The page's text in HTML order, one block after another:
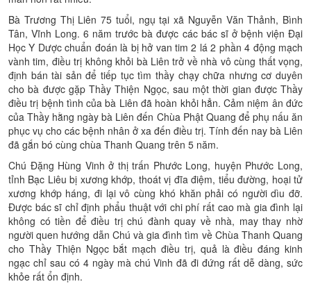
Bà Trương Thị Liên 75 tuổi, ngụ tại xã Nguyễn Văn Thảnh, Bình
Tân, Vĩnh Long. 6 năm trước bà được các bác sĩ ở bệnh viện Đại
Học Y Dược chuẩn đoán là bị hở van tim 2 lá 2 phần 4 động mạch
vành tim, điều trị không khỏi bà Liên trở về nhà vô cùng thất vọng,
định bán tài sản để tiếp tục tìm thầy chạy chữa nhưng cơ duyên
cho bà được gặp Thầy Thiện Ngọc, sau một thời gian được Thầy
điều trị bệnh tình của bà Liên đã hoàn khỏi hẳn. Cảm niệm ân đức
của Thầy hằng ngày bà Liên đến Chùa Phật Quang để phụ nấu ăn
phục vụ cho các bệnh nhân ở xa đến điều trị. Tính đến nay bà Liên
đã gắn bó cùng chùa Thanh Quang trên 5 năm.
Chú Đặng Hùng Vinh ở thị trấn Phước Long, huyện Phước Long,
tỉnh Bạc Liêu bị xương khớp, thoát vị đĩa điệm, tiểu đường, hoại tử
xương khớp háng, đi lại vô cùng khó khăn phải có người dìu đỡ.
Được bác sĩ chỉ định phẩu thuật với chi phí rất cao mà gia đình lại
không có tiền để điều trị chú đành quay về nhà, may thay nhờ
người quen hướng dẫn Chú và gia đình tìm về Chùa Thanh Quang
cho Thầy Thiện Ngọc bắt mạch điều trị, quả là điều đáng kinh
ngạc chỉ sau có 4 ngày mà chú Vinh đã đi đứng rất dễ dàng, sức
khỏe rất ổn định.